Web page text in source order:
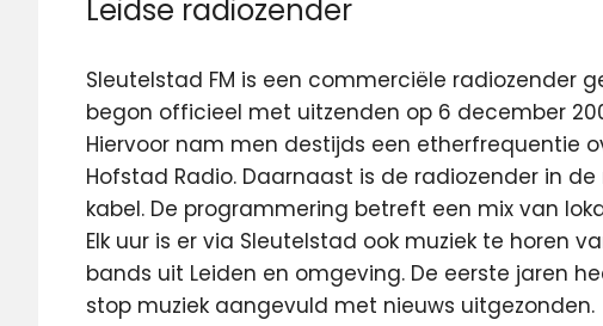
Leidse radiozender
Sleutelstad FM is een commerciële radiozender
begon officieel met uitzenden op 6 december
Hiervoor nam men destijds een etherfrequentie
Hofstad Radio. Daarnaast is de radiozender in
kabel. De programmering betreft een mix van
Elk uur is er via Sleutelstad ook muziek te horen
bands uit Leiden en omgeving. De eerste jaren
stop muziek aangevuld met nieuws uitgezonden.